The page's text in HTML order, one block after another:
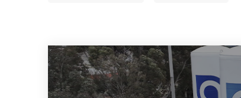
에어리퀴드, DR제도(수요반응)를